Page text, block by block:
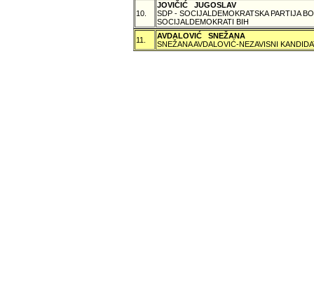
10.
JOVIČIĆ JUGOSLAV
SDP - SOCIJALDEMOKRATSKA PARTIJA
SOCIJALDEMOKRATI BIH
11.
AVDALOVIĆ SNEŽANA
SNEŽANA AVDALOVIĆ-NEZAVISNI